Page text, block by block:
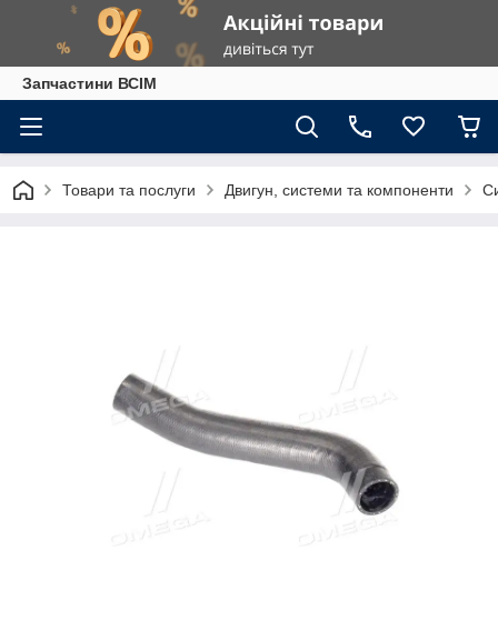
Запчастини ВСІМ
Товари та послуги Двигун, системи та компоненти